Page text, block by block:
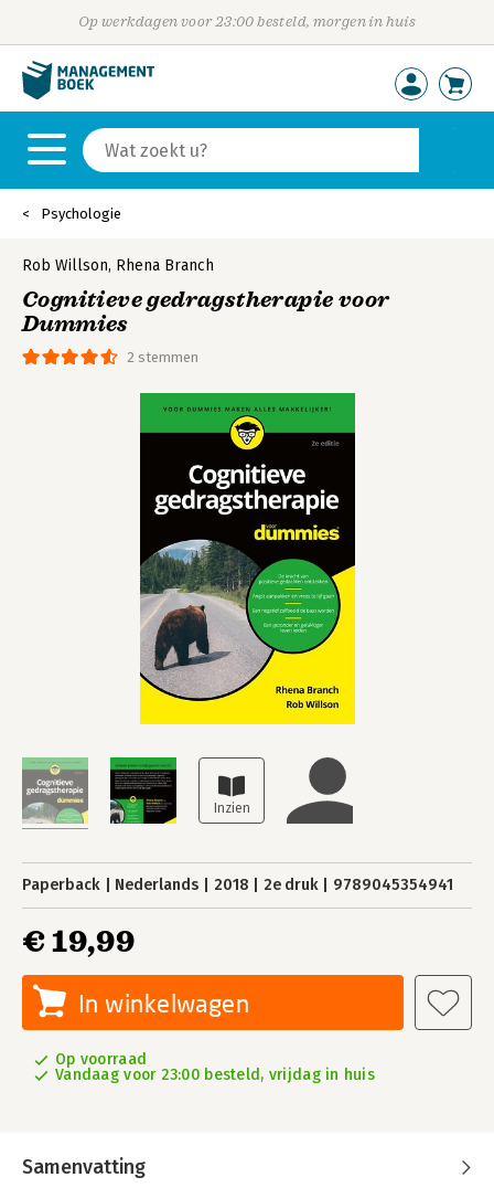
Op werkdagen voor 23:00 besteld, morgen in huis
Psychologie
2 stemmen
Rob Willson, Rhena Branch
Cognitieve gedragstherapie voor
Dummies
Paperback Nederlands 2018 2e druk 9789045354941
€ 19,99
In winkelwagen
Op voorraad
Vandaag voor 23:00 besteld, vrijdag in huis
Samenvatting